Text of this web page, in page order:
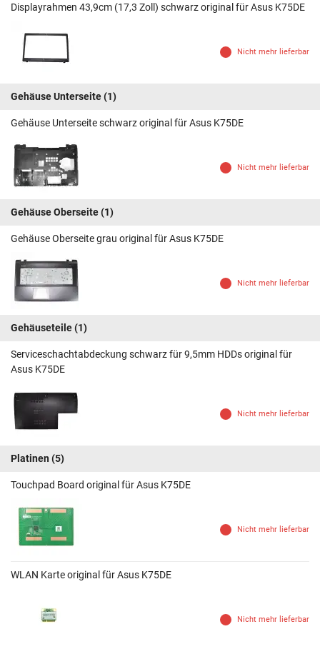
Displayrahmen 43,9cm (17,3 Zoll) schwarz original für Asus K75DE
Nicht mehr lieferbar
Gehäuse Unterseite(1)
Gehäuse Unterseite schwarz original für Asus K75DE
Nicht mehr lieferbar
Gehäuse Oberseite(1)
Gehäuse Oberseite grau original für Asus K75DE
Nicht mehr lieferbar
Gehäuseteile(1)
Serviceschachtabdeckung schwarz für 9,5mm HDDs original für
Asus K75DE
Nicht mehr lieferbar
Platinen (5)
Touchpad Board original für Asus K75DE
Nicht mehr lieferbar
WLAN Karte original für Asus K75DE
Nicht mehr lieferbar